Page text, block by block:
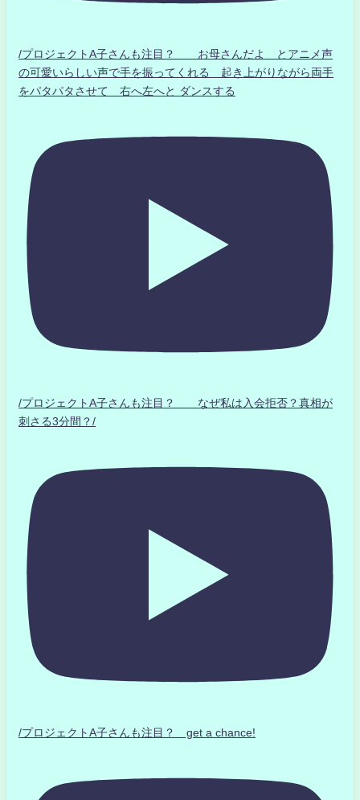
/プロジェクトA子さんも注目？ お母さんだよ とアニメ声
の可愛いらしい声で手を振ってくれる 起き上がりながら両手
をパタパタさせて 右へ左へと ダンスする
/プロジェクトA子さんも注目？ なぜ私は入会拒否？真相が
刺さる3分間？/
/プロジェクトA子さんも注目？ get a chance!